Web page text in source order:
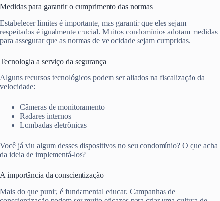
Medidas para garantir o cumprimento das normas
Estabelecer limites é importante, mas garantir que eles sejam
respeitados é igualmente crucial. Muitos condomínios adotam medidas
para assegurar que as normas de velocidade sejam cumpridas.
Tecnologia a serviço da segurança
Alguns recursos tecnológicos podem ser aliados na fiscalização da
velocidade:
Câmeras de monitoramento
Radares internos
Lombadas eletrônicas
Você já viu algum desses dispositivos no seu condomínio? O que acha
da ideia de implementá-los?
A importância da conscientização
Mais do que punir, é fundamental educar. Campanhas de